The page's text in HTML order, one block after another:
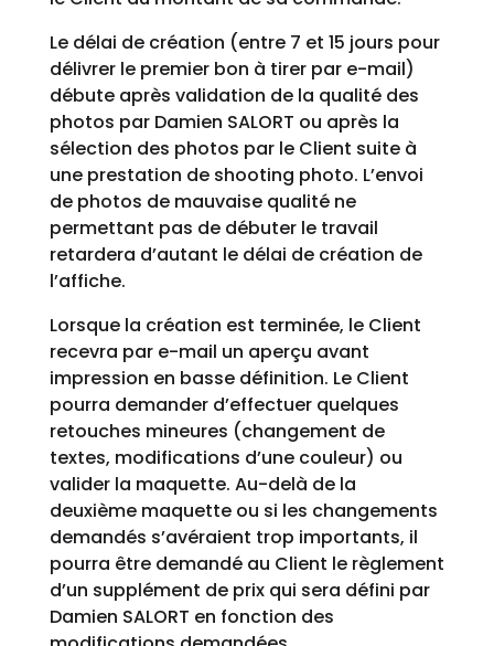
Le délai de création (entre 7 et 15 jours pour
délivrer le premier bon à tirer par e-mail)
débute après validation de la qualité des
photos par Damien SALORT ou après la
sélection des photos par le Client suite à
une prestation de shooting photo. L’envoi
de photos de mauvaise qualité ne
permettant pas de débuter le travail
retardera d’autant le délai de création de
l’affiche.
Lorsque la création est terminée, le Client
recevra par e-mail un aperçu avant
impression en basse définition. Le Client
pourra demander d’effectuer quelques
retouches mineures (changement de
textes, modifications d’une couleur) ou
valider la maquette. Au-delà de la
deuxième maquette ou si les changements
demandés s’avéraient trop importants, il
pourra être demandé au Client le règlement
d’un supplément de prix qui sera défini par
Damien SALORT en fonction des